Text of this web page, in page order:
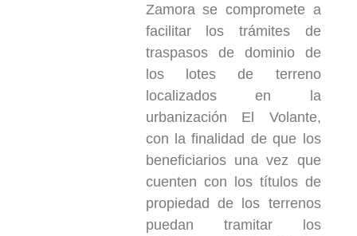
Zamora se compromete a
facilitar los trámites de
traspasos de dominio de
los lotes de terreno
localizados en la
urbanización El Volante,
con la finalidad de que los
beneficiarios una vez que
cuenten con los títulos de
propiedad de los terrenos
puedan tramitar los